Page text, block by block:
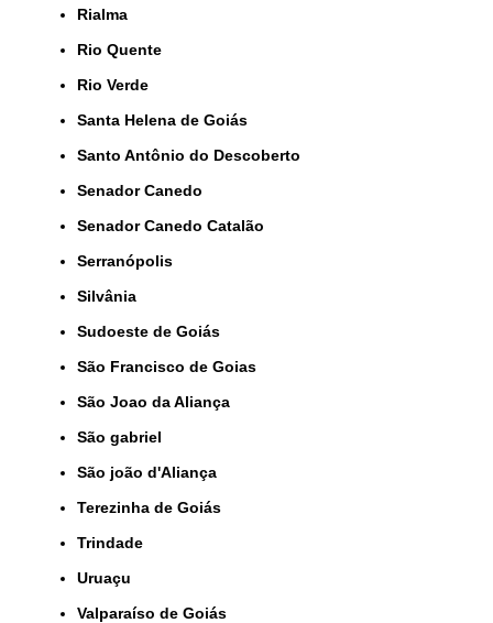
Rialma
Rio Quente
Rio Verde
Santa Helena de Goiás
Santo Antônio do Descoberto
Senador Canedo
Senador Canedo Catalão
Serranópolis
Silvânia
Sudoeste de Goiás
São Francisco de Goias
São Joao da Aliança
São gabriel
São joão d'Aliança
Terezinha de Goiás
Trindade
Uruaçu
Valparaíso de Goiás